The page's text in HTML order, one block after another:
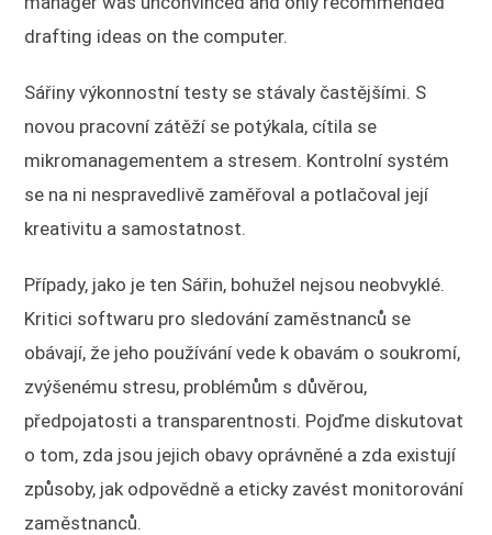
drafting ideas on the computer.
Sářiny výkonnostní testy se stávaly častějšími. S
novou pracovní zátěží se potýkala, cítila se
mikromanagementem a stresem. Kontrolní systém
se na ni nespravedlivě zaměřoval a potlačoval její
kreativitu a samostatnost.
Případy, jako je ten Sářin, bohužel nejsou neobvyklé.
Kritici softwaru pro sledování zaměstnanců se
obávají, že jeho používání vede k obavám o soukromí,
zvýšenému stresu, problémům s důvěrou,
předpojatosti a transparentnosti. Pojďme diskutovat
o tom, zda jsou jejich obavy oprávněné a zda existují
způsoby, jak odpovědně a eticky zavést monitorování
zaměstnanců.